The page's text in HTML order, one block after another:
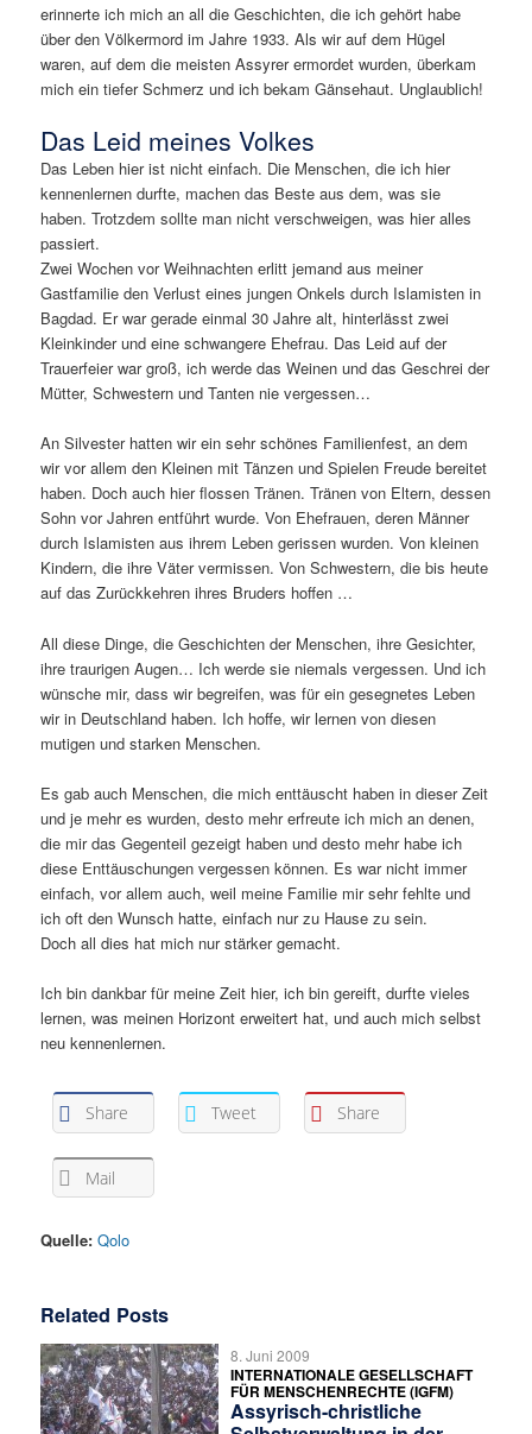
erinnerte ich mich an all die Geschichten, die ich gehört habe
über den Völkermord im Jahre 1933. Als wir auf dem Hügel
waren, auf dem die meisten Assyrer ermordet wurden, überkam
mich ein tiefer Schmerz und ich bekam Gänsehaut. Unglaublich!
Das Leid meines Volkes
Das Leben hier ist nicht einfach. Die Menschen, die ich hier
kennenlernen durfte, machen das Beste aus dem, was sie
haben. Trotzdem sollte man nicht verschweigen, was hier alles
passiert.
Zwei Wochen vor Weihnachten erlitt jemand aus meiner
Gastfamilie den Verlust eines jungen Onkels durch Islamisten in
Bagdad. Er war gerade einmal 30 Jahre alt, hinterlässt zwei
Kleinkinder und eine schwangere Ehefrau. Das Leid auf der
Trauerfeier war groß, ich werde das Weinen und das Geschrei der
Mütter, Schwestern und Tanten nie vergessen…
An Silvester hatten wir ein sehr schönes Familienfest, an dem
wir vor allem den Kleinen mit Tänzen und Spielen Freude bereitet
haben. Doch auch hier flossen Tränen. Tränen von Eltern, dessen
Sohn vor Jahren entführt wurde. Von Ehefrauen, deren Männer
durch Islamisten aus ihrem Leben gerissen wurden. Von kleinen
Kindern, die ihre Väter vermissen. Von Schwestern, die bis heute
auf das Zurückkehren ihres Bruders hoffen …
All diese Dinge, die Geschichten der Menschen, ihre Gesichter,
ihre traurigen Augen… Ich werde sie niemals vergessen. Und ich
wünsche mir, dass wir begreifen, was für ein gesegnetes Leben
wir in Deutschland haben. Ich hoffe, wir lernen von diesen
mutigen und starken Menschen.
Es gab auch Menschen, die mich enttäuscht haben in dieser Zeit
und je mehr es wurden, desto mehr erfreute ich mich an denen,
die mir das Gegenteil gezeigt haben und desto mehr habe ich
diese Enttäuschungen vergessen können. Es war nicht immer
einfach, vor allem auch, weil meine Familie mir sehr fehlte und
ich oft den Wunsch hatte, einfach nur zu Hause zu sein.
Doch all dies hat mich nur stärker gemacht.
Ich bin dankbar für meine Zeit hier, ich bin gereift, durfte vieles
lernen, was meinen Horizont erweitert hat, und auch mich selbst
neu kennenlernen.
Share Tweet Share
Mail
Quelle: Qolo
Related Posts
8. Juni 2009
INTERNATIONALE GESELLSCHAFT
FÜR MENSCHENRECHTE (IGFM)
Assyrisch-christliche